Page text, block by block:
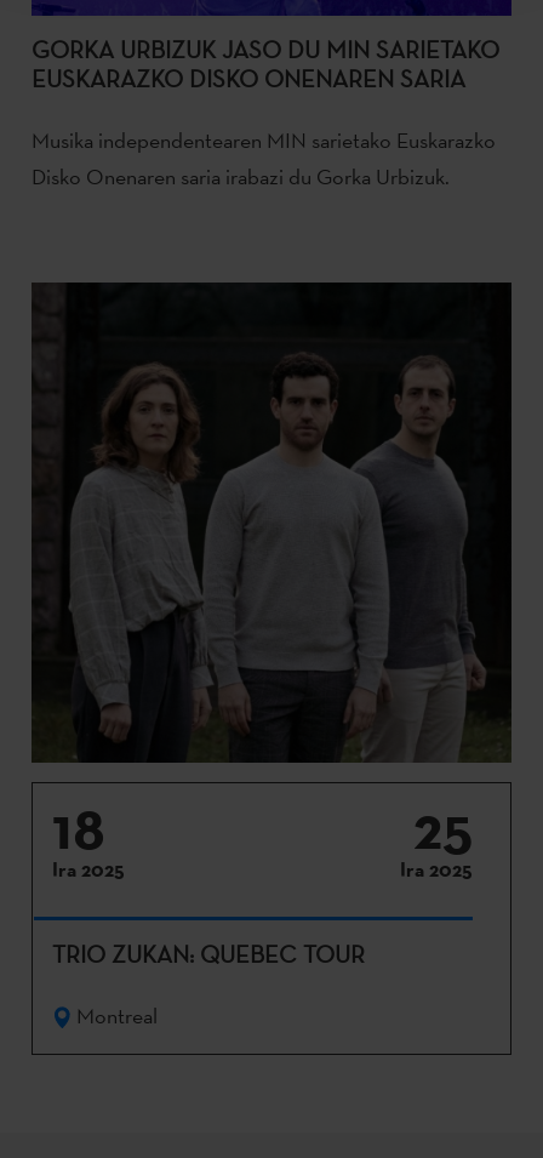
GORKA URBIZUK JASO DU MIN SARIETAKO
EUSKARAZKO DISKO ONENAREN SARIA
Musika independentearen MIN sarietako Euskarazko
Disko Onenaren saria irabazi du Gorka Urbizuk.
18
Ira 2025
25
Ira 2025
TRIO ZUKAN: QUEBEC TOUR
Montreal